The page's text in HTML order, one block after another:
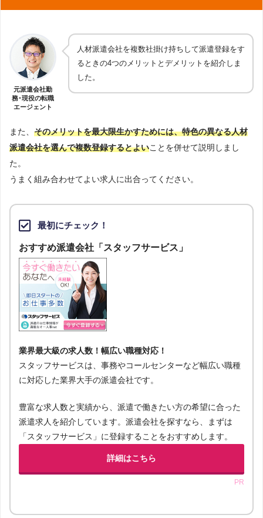
元派遣会社勤
務･現役の転職
エージェント
人材派遣会社を複数社掛け持ちして派遣登録をす
るときの4つのメリットとデメリットを紹介しま
した。
また、 そのメリットを最大限生かすためには、特色の異なる人材
派遣会社を選んで複数登録するとよいことを併せて説明しまし
た。
うまく組み合わせてよい求人に出合ってください。
最初にチェック！
おすすめ派遣会社「スタッフサービス」
業界最大級の求人数！幅広い職種対応！
スタッフサービスは、事務やコールセンターなど幅広い職種
に対応した業界大手の派遣会社です。
豊富な求人数と実績から、派遣で働きたい方の希望に合った
派遣求人を紹介しています。派遣会社を探すなら、まずは
「スタッフサービス」に登録することをおすすめします。
詳細はこちら
PR